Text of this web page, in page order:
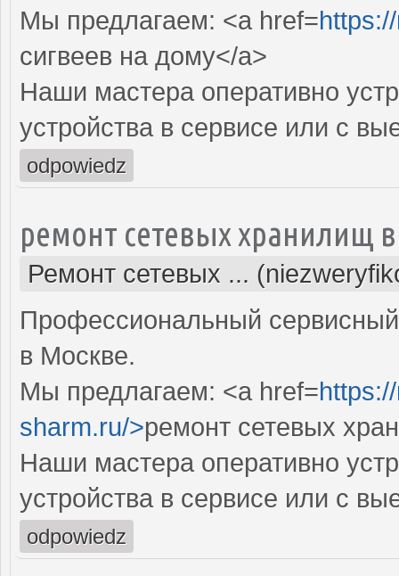
Мы предлагаем: <a href=
сигвеев на дому</a>
Наши мастера оперативно
устройства в сервисе или с
odpowiedz
ремонт сетевых хранилищ
Ремонт сетевых ...
Профессиональный
в Москве.
Мы предлагаем: <a href=
sharm.ru/>ремонт сетевых
Наши мастера оперативно
устройства в сервисе или с
odpowiedz